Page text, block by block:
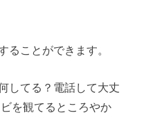
ることができます。
してる？電話して大丈
を観てるところやか